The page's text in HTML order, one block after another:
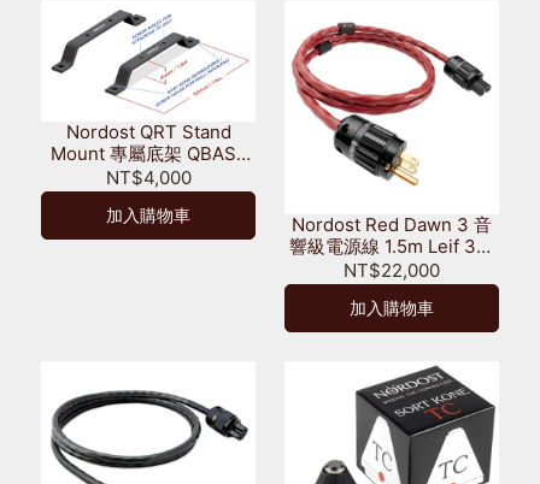
Nordost QRT Stand
Mount 專屬底架 QBASE
QB4 QB8 適用 一組2條
NT$4,000
加入購物車
Nordost Red Dawn 3 音
響級電源線 1.5m Leif 3系
列
NT$22,000
加入購物車